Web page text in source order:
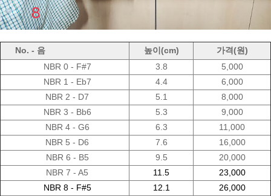
No. - 음 높이(cm)
가격(원)
NBR 0 - F#7
3.8
5,000
NBR 1 - Eb7
4.4
6,000
NBR 2 - D7
5.1
8,000
NBR 3 - Bb6
5.3
9,000
NBR 4 - G6
6.3
11,000
NBR 5 - D6
7.6
16,000
NBR 6 - B5
9.5
20,000
NBR 7 - A5
11.5
23,000
NBR 8 - F#5
12.1
26,000